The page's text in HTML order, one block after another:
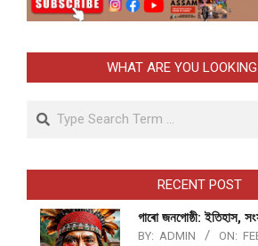
WHAT ARE YOU
Search
RECENT POST
গাৰো জনগোষ্ঠী: ইতিহাস,
BY: ADMIN ON: